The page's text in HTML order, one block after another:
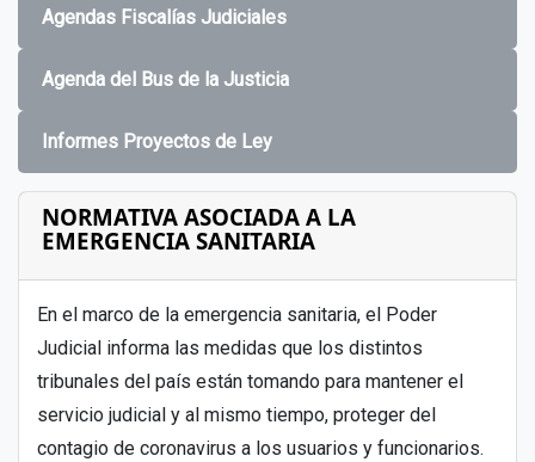
Agendas Fiscalías Judiciales
Agenda del Bus de la Justicia
Informes Proyectos de Ley
NORMATIVA ASOCIADA A LA
EMERGENCIA SANITARIA
En el marco de la emergencia sanitaria, el Poder
Judicial informa las medidas que los distintos
tribunales del país están tomando para mantener el
servicio judicial y al mismo tiempo, proteger del
contagio de coronavirus a los usuarios y funcionarios.